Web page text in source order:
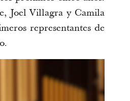
, Joel Villagra y
representantes de